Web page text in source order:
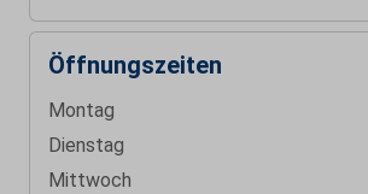
Öffnungszeiten
Montag
Dienstag
Mittwoch